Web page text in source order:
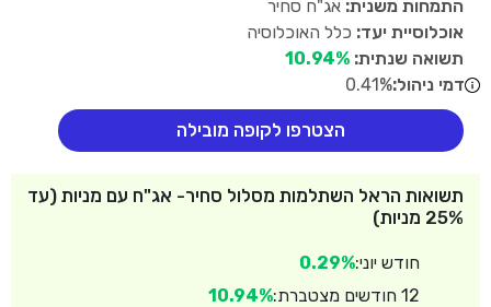
התמחות משנית: אג"ח סחיר
אוכלוסיית יעד: כלל האוכלוסיה
תשואה שנתית: 10.94%
דמי ניהול:0.41%
הצטרפו לקופה מובילה
תשואות הראל השתלמות מסלול סחיר- אג"ח עם מניות (עד
25% מניות)
חודש יוני:0.29%
12 חודשים מצטברת:
10.94%